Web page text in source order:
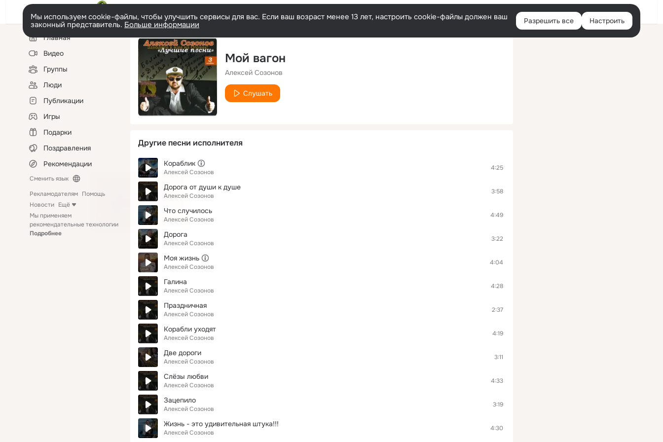
Войти
Мы используем cookie-файлы, чтобы улучшить сервисы для вас. Если ваш возраст менее 13 лет, настроить cookie-файлы должен ваш
законный представитель. Больше информации Разрешить все Настроить
Левая
колонкаГлавная
Видео
Группы
Люди
Публикации
Игры
Подарки
Поздравления
Рекомендации
Сменить язык
Рекламодателям Помощь
Новости Ещё
Мы применяем
рекомендательные технологии
Подробнее
Мой вагон
Алексей Созонов
Слушать
Другие песни исполнителя
Кораблик
Алексей Созонов
4:25
Дорога от души к душе
Алексей Созонов
3:58
Что случилось
Алексей Созонов
4:49
Дорога
Алексей Созонов
3:22
Моя жизнь
Алексей Созонов
4:04
Галина
Алексей Созонов
4:28
Праздничная
Алексей Созонов
2:37
Корабли уходят
Алексей Созонов
4:19
Две дороги
Алексей Созонов
3:11
Слёзы любви
Алексей Созонов
4:33
Зацепило
Алексей Созонов
3:19
Жизнь - это удивительная штука!!!
Алексей Созонов
4:30